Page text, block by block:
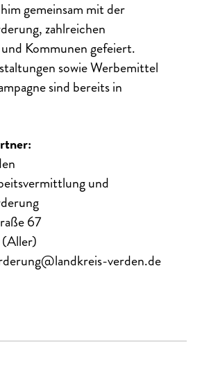
gemeinsam mit der
zahlreichen
Kommunen gefeiert.
sowie Werbemittel
sind bereits in
und
67
verden.de